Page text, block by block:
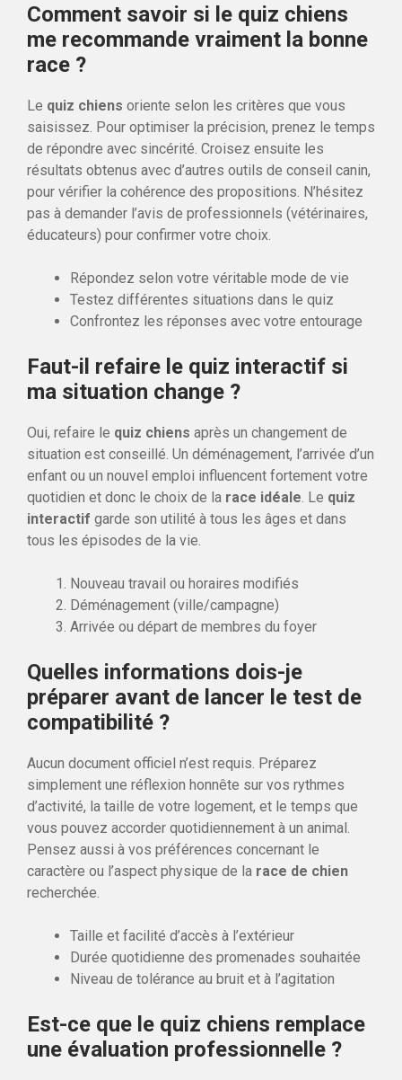
Comment savoir si le quiz chiens
me recommande vraiment la bonne
race ?
Le quiz chiens oriente selon les critères que vous
saisissez. Pour optimiser la précision, prenez le temps
de répondre avec sincérité. Croisez ensuite les
résultats obtenus avec d’autres outils de conseil canin,
pour vérifier la cohérence des propositions. N’hésitez
pas à demander l’avis de professionnels (vétérinaires,
éducateurs) pour confirmer votre choix.
Répondez selon votre véritable mode de vie
Testez différentes situations dans le quiz
Confrontez les réponses avec votre entourage
Faut-il refaire le quiz interactif si
ma situation change ?
Oui, refaire le quiz chiens après un changement de
situation est conseillé. Un déménagement, l’arrivée d’un
enfant ou un nouvel emploi influencent fortement votre
quotidien et donc le choix de la race idéale. Le quiz
interactif garde son utilité à tous les âges et dans
tous les épisodes de la vie.
Nouveau travail ou horaires modifiés
Déménagement (ville/campagne)
Arrivée ou départ de membres du foyer
Quelles informations dois-je
préparer avant de lancer le test de
compatibilité ?
Aucun document officiel n’est requis. Préparez
simplement une réflexion honnête sur vos rythmes
d’activité, la taille de votre logement, et le temps que
vous pouvez accorder quotidiennement à un animal.
Pensez aussi à vos préférences concernant le
caractère ou l’aspect physique de la race de chien
recherchée.
Taille et facilité d’accès à l’extérieur
Durée quotidienne des promenades souhaitée
Niveau de tolérance au bruit et à l’agitation
Est-ce que le quiz chiens remplace
une évaluation professionnelle ?